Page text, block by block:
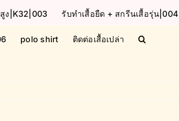
ง|K32|003 รับทำเสื้อยืด + สกรีนเสื้อรุ่น|004
polo shirt ติดต่อเสื้อเปล่า